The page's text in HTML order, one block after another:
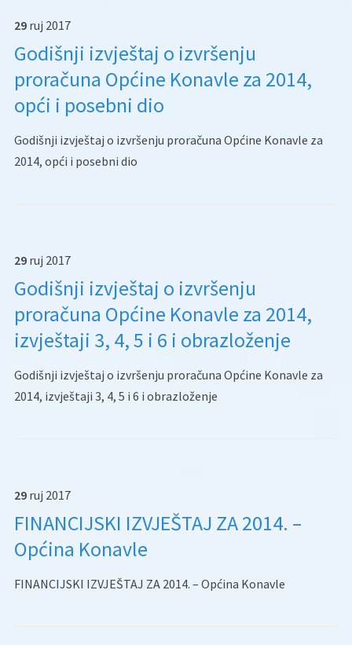
29 ruj 2017
Godišnji izvještaj o izvršenju
proračuna Općine Konavle za 2014,
opći i posebni dio
Godišnji izvještaj o izvršenju proračuna Općine Konavle za
2014, opći i posebni dio
29 ruj 2017
Godišnji izvještaj o izvršenju
proračuna Općine Konavle za 2014,
izvještaji 3, 4, 5 i 6 i obrazloženje
Godišnji izvještaj o izvršenju proračuna Općine Konavle za
2014, izvještaji 3, 4, 5 i 6 i obrazloženje
29 ruj 2017
FINANCIJSKI IZVJEŠTAJ ZA 2014. –
Općina Konavle
FINANCIJSKI IZVJEŠTAJ ZA 2014. – Općina Konavle